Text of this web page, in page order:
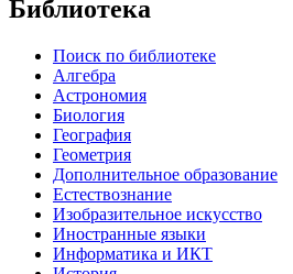
Библиотека
Поиск по библиотеке
Алгебра
Астрономия
Биология
География
Геометрия
Дополнительное образование
Естествознание
Изобразительное искусство
Иностранные языки
Информатика и ИКТ